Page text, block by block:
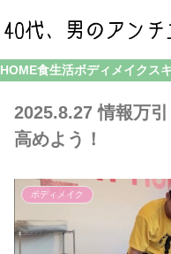
HOME食生活ボディメイク ス
2025.8.27 情報万
高めよう！
ボディメイク